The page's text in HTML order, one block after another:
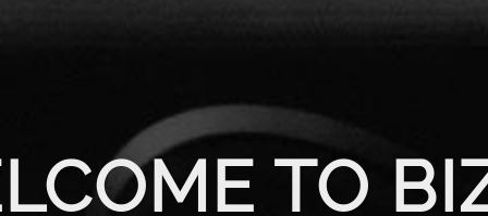
TO